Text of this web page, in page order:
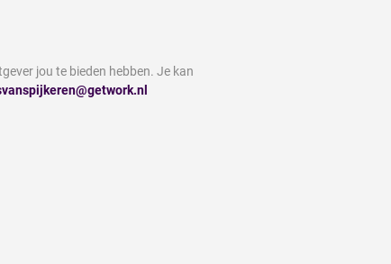
jou te bieden hebben. Je kan